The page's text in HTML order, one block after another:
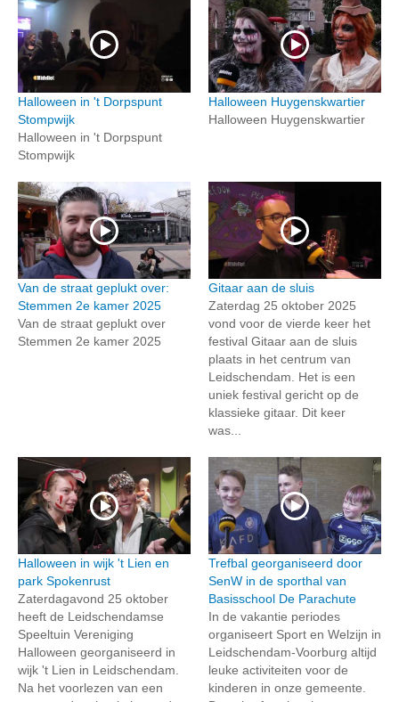
Halloween in 't Dorpspunt
Stompwijk
Halloween in 't Dorpspunt
Stompwijk
Halloween Huygenskwartier
Halloween Huygenskwartier
Van de straat geplukt over:
Stemmen 2e kamer 2025
Van de straat geplukt over
Stemmen 2e kamer 2025
Gitaar aan de sluis
Zaterdag 25 oktober 2025
vond voor de vierde keer het
festival Gitaar aan de sluis
plaats in het centrum van
Leidschendam. Het is een
uniek festival gericht op de
klassieke gitaar. Dit keer
was...
Halloween in wijk 't Lien en
park Spokenrust
Zaterdagavond 25 oktober
heeft de Leidschendamse
Speeltuin Vereniging
Halloween georganiseerd in
wijk 't Lien in Leidschendam.
Na het voorlezen van een
Trefbal georganiseerd door
SenW in de sporthal van
Basisschool De Parachute
In de vakantie periodes
organiseert Sport en Welzijn in
Leidschendam-Voorburg altijd
leuke activiteiten voor de
kinderen in onze gemeente.